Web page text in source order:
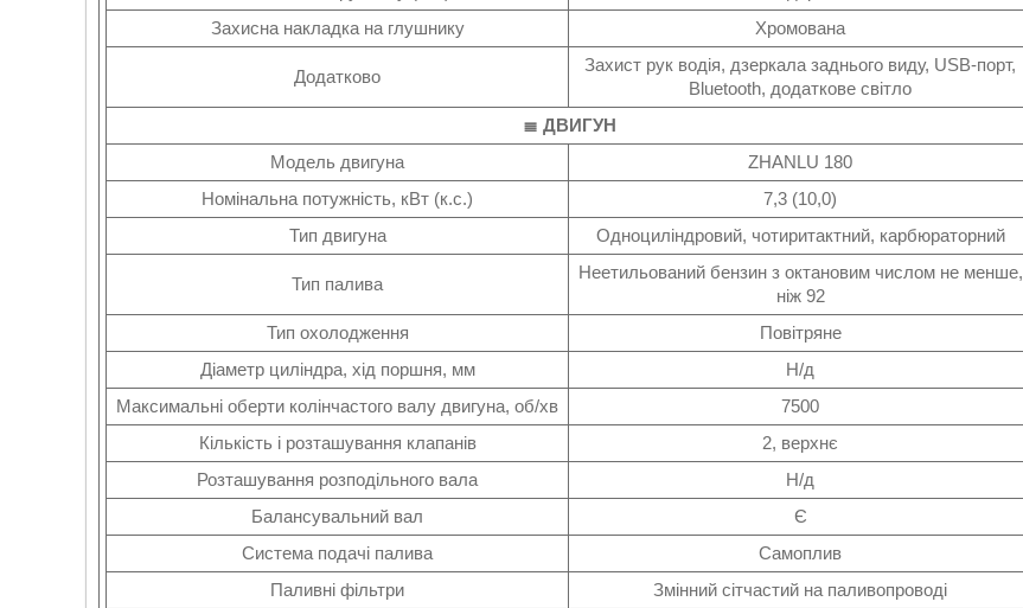
Захисна накладка на глушнику
Хромована
Додатково
Захист рук водія, дзеркала заднього виду, USB-порт,
Bluetooth, додаткове світло
≣ ДВИГУН
Модель двигуна
ZHANLU 180
Номінальна потужність, кВт (к.с.)
7,3 (10,0)
Тип двигуна
Одноциліндровий, чотиритактний, карбюраторний
Тип палива
Неетильований бензин з октановим числом не менше,
ніж 92
Тип охолодження
Повітряне
Діаметр циліндра, хід поршня, мм
Н/д
Максимальні оберти колінчастого валу двигуна, об/хв
7500
Кількість і розташування клапанів
2, верхнє
Розташування розподільного вала
Н/д
Балансувальний вал
Є
Система подачі палива
Самоплив
Паливні фільтри
Змінний сітчастий на паливопроводі